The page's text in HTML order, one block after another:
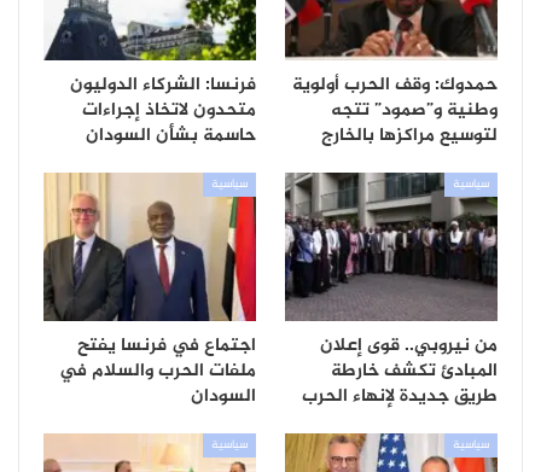
حمدوك: وقف الحرب أولوية
وطنية و”صمود” تتجه
لتوسيع مراكزها بالخارج
فرنسا: الشركاء الدوليون
متحدون لاتخاذ إجراءات
حاسمة بشأن السودان
سياسية
من نيروبي.. قوى إعلان
المبادئ تكشف خارطة
طريق جديدة لإنهاء الحرب
سياسية
اجتماع في فرنسا يفتح
ملفات الحرب والسلام في
السودان
سياسية سياسية